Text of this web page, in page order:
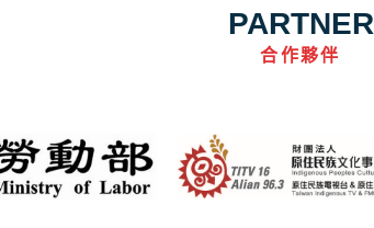
PARTNER
合作夥伴